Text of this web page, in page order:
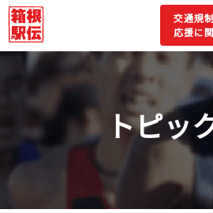
交通規
応援に
トピッ